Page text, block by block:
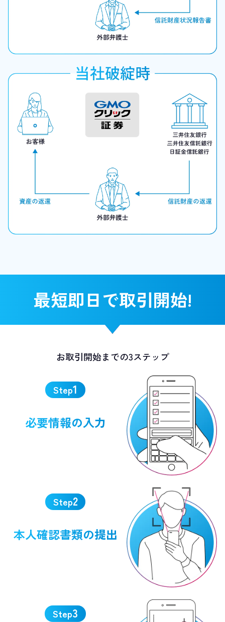
最短即日で取引開始!
お取引開始までの3ステップ
Step1
必要情報の入力
Step2
本人確認書類の提出
Step3